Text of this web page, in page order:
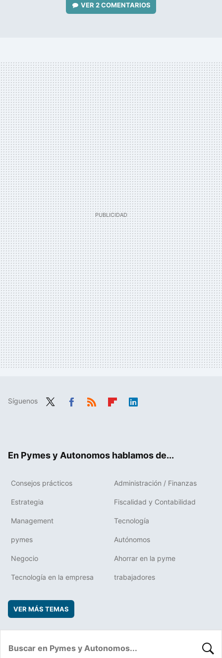
VER2 COMENTARIOS
Síguenos
En Pymes y Autonomos hablamos de...
Consejos prácticos Administración / Finanzas
Estrategia Fiscalidad y Contabilidad
Management Tecnología
pymes Autónomos
Negocio Ahorrar en la pyme
Tecnología en la empresa trabajadores
VER MÁS TEMAS